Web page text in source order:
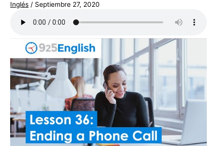
Inglés / Septiembre 27, 2020